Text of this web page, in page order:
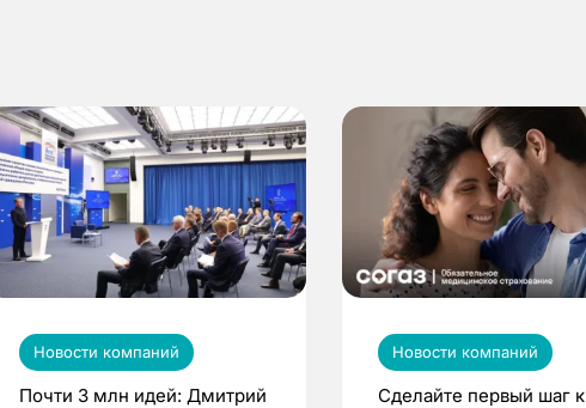
Новости компаний
Почти 3 млн идей: Дмитрий
Новости компаний
Сделайте первый шаг к